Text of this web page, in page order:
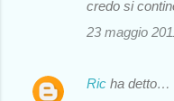
credo si
23 maggio
Ric ha detto…